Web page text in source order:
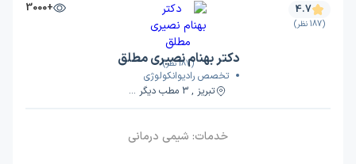
(187 نظر)
+3000 4.7
(187 نظر)
دکتر بهنام نصیری مطلق
تخصص رادیوانکولوژی
تبریز , 3 مطب دیگر ...
خدمات: شیمی درمانی